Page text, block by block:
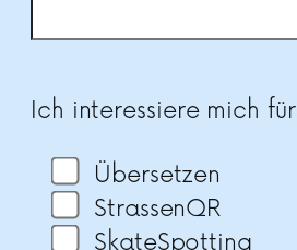
Ich interessiere mich für
Übersetzen
StrassenQR
SkateSpotting